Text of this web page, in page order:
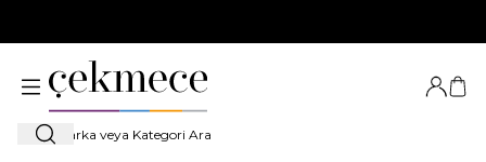
Ara
Giriş